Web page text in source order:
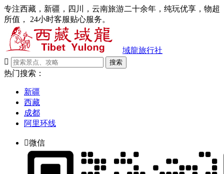
专注西藏，新疆，四川，云南旅游二十余年，纯玩优享，物超
所值， 24小时客服贴心服务。
域龍旅行社

搜索
热门搜索：
新疆
西藏
成都
阿里环线
微信